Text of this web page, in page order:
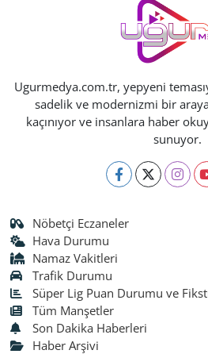
Ugurmedya.com.tr, yepyeni
sadelik ve modernizmi bir
kaçınıyor ve insanlara haber
sunuyor.
Nöbetçi Eczaneler
Hava Durumu
Namaz Vakitleri
Trafik Durumu
Süper Lig Puan Durumu ve
Tüm Manşetler
Son Dakika Haberleri
Haber Arşivi